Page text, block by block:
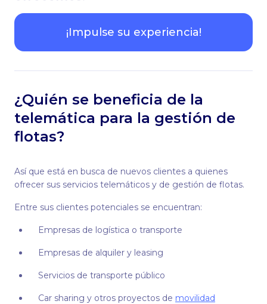
¡Impulse su experiencia!
¿Quién se beneficia de la
telemática para la gestión de
flotas?
Así que está en busca de nuevos clientes a quienes
ofrecer sus servicios telemáticos y de gestión de flotas.
Entre sus clientes potenciales se encuentran:
Empresas de logística o transporte
Empresas de alquiler y leasing
Servicios de transporte público
Car sharing y otros proyectos de movilidad